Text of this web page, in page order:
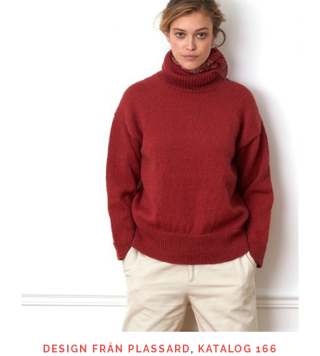
DESIGN FRÅN PLASSARD,
KATALOG 166